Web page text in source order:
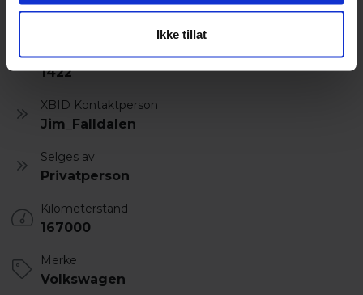
Ikke tillat
Omregistreringsavgift
1422
XBID Kontaktperson
Jim_Falldalen
Selges av
Privatperson
Kilometerstand
167000
Merke
Volkswagen